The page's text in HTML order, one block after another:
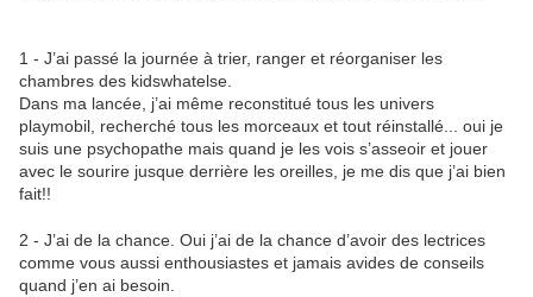
1 - J’ai passé la journée à trier, ranger et réorganiser les
chambres des kidswhatelse.
Dans ma lancée, j’ai même reconstitué tous les univers
playmobil, recherché tous les morceaux et tout réinstallé... oui je
suis une psychopathe mais quand je les vois s’asseoir et jouer
avec le sourire jusque derrière les oreilles, je me dis que j’ai bien
fait!!
2 - J’ai de la chance. Oui j’ai de la chance d’avoir des lectrices
comme vous aussi enthousiastes et jamais avides de conseils
quand j’en ai besoin.